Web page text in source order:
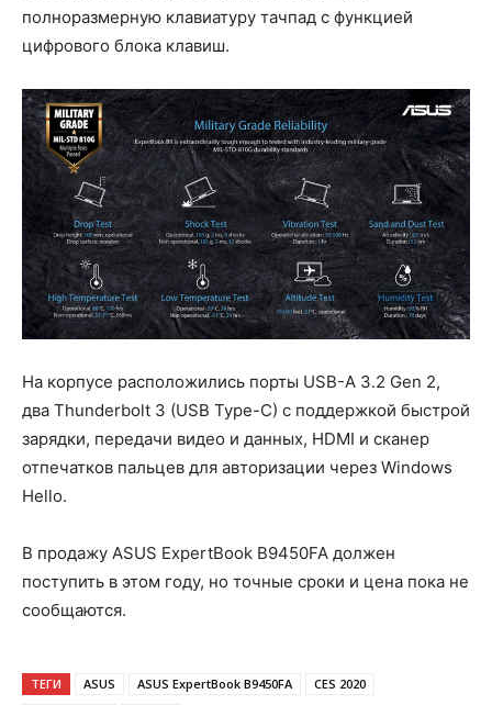
полноразмерную клавиатуру тачпад с функцией
цифрового блока клавиш.
На корпусе расположились порты USB-A 3.2 Gen 2,
два Thunderbolt 3 (USB Type-C) с поддержкой быстрой
зарядки, передачи видео и данных, HDMI и сканер
отпечатков пальцев для авторизации через Windows
Hello.
В продажу ASUS ExpertBook B9450FA должен
поступить в этом году, но точные сроки и цена пока не
сообщаются.
ТЕГИ ASUS ASUS ExpertBook B9450FA CES 2020